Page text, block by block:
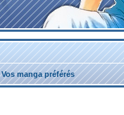
Vos manga préférés